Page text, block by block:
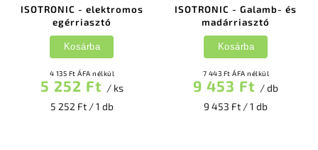
ISOTRONIC - elektromos
egérriasztó
4 135 Ft ÁFA nélkül
5 252 Ft / ks
5 252 Ft / 1 db
Kosárba
ISOTRONIC - Galamb- és
madárriasztó
7 443 Ft ÁFA nélkül
9 453 Ft / db
9 453 Ft / 1 db
Kosárba